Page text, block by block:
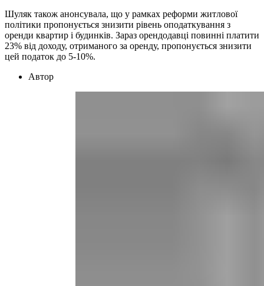
Шуляк також анонсувала, що у рамках реформи житлової
політики пропонується знизити рівень оподаткування з
оренди квартир і будинків. Зараз орендодавці повинні платити
23% від доходу, отриманого за оренду, пропонується знизити
цей податок до 5-10%.
Автор